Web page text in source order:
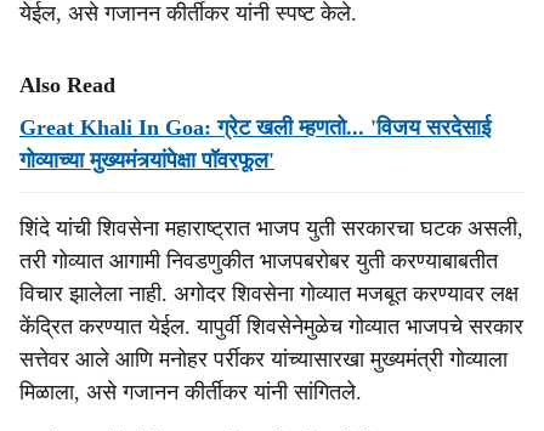
येईल, असे गजानन कीर्तीकर यांनी स्पष्ट केले.
Also Read
Great Khali In Goa: ग्रेट खली म्हणतो... 'विजय सरदेसाई
गोव्याच्या मुख्यमंत्र्यांपेक्षा पॉवरफूल'
शिंदे यांची शिवसेना महाराष्ट्रात भाजप युती सरकारचा घटक असली,
तरी गोव्यात आगामी निवडणुकीत भाजपबरोबर युती करण्याबाबतीत
विचार झालेला नाही. अगोदर शिवसेना गोव्यात मजबूत करण्यावर लक्ष
केंद्रित करण्यात येईल. यापुर्वी शिवसेनेमुळेच गोव्यात भाजपचे सरकार
सत्तेवर आले आणि मनोहर पर्रीकर यांच्यासारखा मुख्यमंत्री गोव्याला
मिळाला, असे गजानन कीर्तीकर यांनी सांगितले.